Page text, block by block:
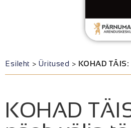
Esileht > Üritused > KOHAD
KOHAD